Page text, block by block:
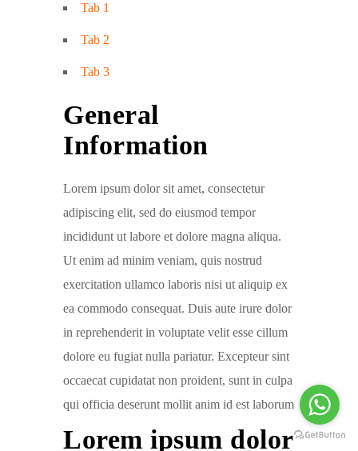
Tab 1
Tab 2
Tab 3
General
Information
Lorem ipsum dolor sit amet, consectetur
adipiscing elit, sed do eiusmod tempor
incididunt ut labore et dolore magna aliqua.
Ut enim ad minim veniam, quis nostrud
exercitation ullamco laboris nisi ut aliquip ex
ea commodo consequat. Duis aute irure dolor
in reprehenderit in voluptate velit esse cillum
dolore eu fugiat nulla pariatur. Excepteur sint
occaecat cupidatat non proident, sunt in culpa
qui officia deserunt mollit anim id est laborum
Lorem ipsum dolor